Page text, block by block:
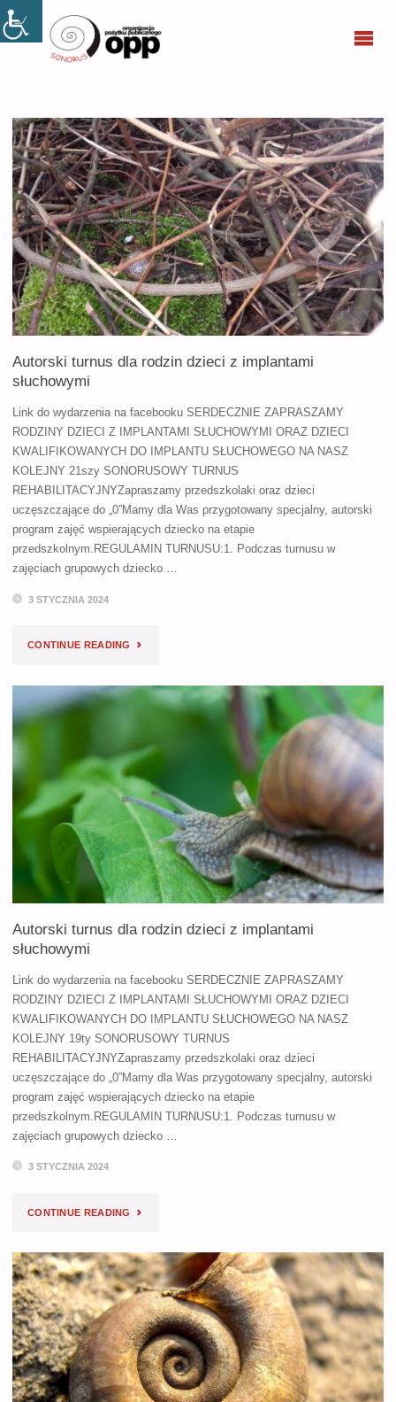
Autorski turnus dla rodzin dzieci z implantami
słuchowymi
Link do wydarzenia na facebooku SERDECZNIE ZAPRASZAMY
RODZINY DZIECI Z IMPLANTAMI SŁUCHOWYMI ORAZ DZIECI
KWALIFIKOWANYCH DO IMPLANTU SŁUCHOWEGO NA NASZ
KOLEJNY 21szy SONORUSOWY TURNUS
REHABILITACYJNYZapraszamy przedszkolaki oraz dzieci
uczęszczające do „0”Mamy dla Was przygotowany specjalny, autorski
program zajęć wspierających dziecko na etapie
przedszkolnym.REGULAMIN TURNUSU:1. Podczas turnusu w
zajęciach grupowych dziecko …
3 STYCZNIA 2024
CONTINUE READING "AUTORSKI
DZIECI
Z
IMPLANTAMI
SŁUCHOWYMI"
Autorski turnus dla rodzin dzieci z implantami
słuchowymi
Link do wydarzenia na facebooku SERDECZNIE ZAPRASZAMY
RODZINY DZIECI Z IMPLANTAMI SŁUCHOWYMI ORAZ DZIECI
KWALIFIKOWANYCH DO IMPLANTU SŁUCHOWEGO NA NASZ
KOLEJNY 19ty SONORUSOWY TURNUS
REHABILITACYJNYZapraszamy przedszkolaki oraz dzieci
uczęszczające do „0”Mamy dla Was przygotowany specjalny, autorski
program zajęć wspierających dziecko na etapie
przedszkolnym.REGULAMIN TURNUSU:1. Podczas turnusu w
zajęciach grupowych dziecko …
3 STYCZNIA 2024
CONTINUE READING "AUTORSKI
DLA
RODZIN
DZIECI
Z